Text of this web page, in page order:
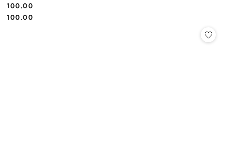
Cena:
100.00
Cena:
100.00